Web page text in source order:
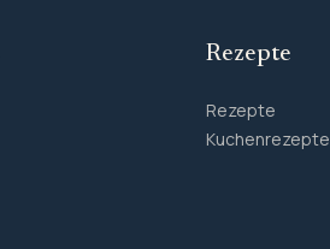
Rezepte
Rezepte
Kuchenrezepte